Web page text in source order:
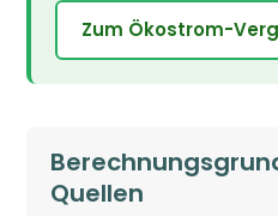
Zum Ökostrom-
Quellen